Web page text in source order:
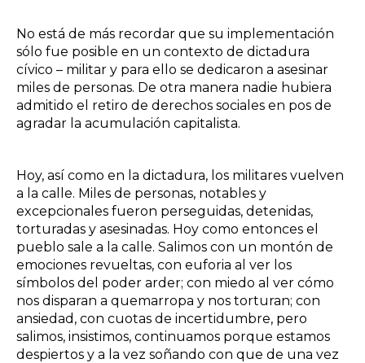
No está de más recordar que su implementación
sólo fue posible en un contexto de dictadura
cívico – militar y para ello se dedicaron a asesinar
miles de personas. De otra manera nadie hubiera
admitido el retiro de derechos sociales en pos de
agradar la acumulación capitalista.
Hoy, así como en la dictadura, los militares vuelven
a la calle. Miles de personas, notables y
excepcionales fueron perseguidas, detenidas,
torturadas y asesinadas. Hoy como entonces el
pueblo sale a la calle. Salimos con un montón de
emociones revueltas, con euforia al ver los
símbolos del poder arder; con miedo al ver cómo
nos disparan a quemarropa y nos torturan; con
ansiedad, con cuotas de incertidumbre, pero
salimos, insistimos, continuamos porque estamos
despiertos y a la vez soñando con que de una vez